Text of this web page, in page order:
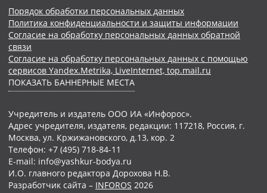
Порядок обработки персональных данных
Политика конфиденциальности и защиты информации
Согласие на обработку персональных данных обратной
связи
Согласие на обработку персональных данных с помощью
сервисов Yandex.Metrika, LiveInternet, top.mail.ru
ПОКАЗАТЬ БАННЕРНЫЕ МЕСТА
Учредитель и издатель ООО ИА «Инфорос».
Адрес учредителя, издателя, редакции: 117218, Россия, г.
Москва, ул. Кржижановского, д.13, кор. 2
Телефон: +7 (495) 718-84-11
E-mail: info@yashkur-bodya.ru
И.О. главного редактора Дорохова Н.В.
Разработчик сайта – INFOROS 2026